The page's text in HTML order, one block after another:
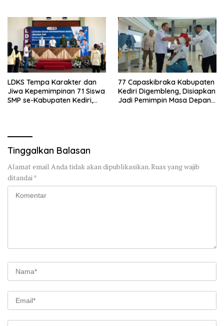
Kemerdekaan RI Ke – 81
LDKS Tempa Karakter dan
Jiwa Kepemimpinan 71 Siswa
SMP se-Kabupaten Kediri,
77 Capaskibraka Kabupaten
Kediri Digembleng, Disiapkan
Jadi Pemimpin Masa Depan
Tinggalkan Balasan
Alamat email Anda tidak akan dipublikasikan.Ruas yang wajib
ditandai *